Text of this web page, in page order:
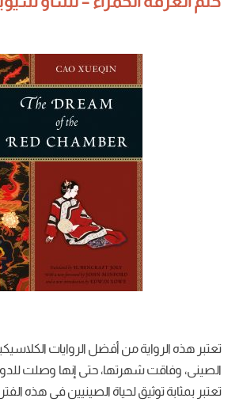
تعتبر هذه الرواية من أفضل الروايات
الصينى، وفاقت شهرتها، حتى إنها وصلت للدول
تعتبر بمثابة توثيق لحياة الصينيين فى هذه